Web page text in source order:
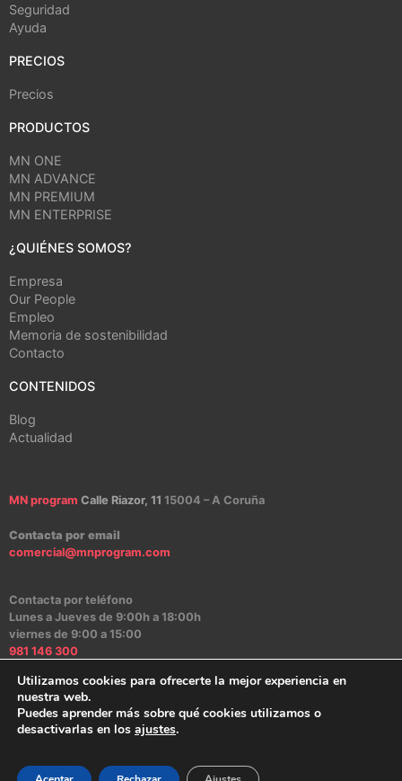
Seguridad
Ayuda
PRECIOS
Precios
PRODUCTOS
MN ONE
MN ADVANCE
MN PREMIUM
MN ENTERPRISE
¿QUIÉNES SOMOS?
Empresa
Our People
Empleo
Memoria de sostenibilidad
Contacto
CONTENIDOS
Blog
Actualidad
MN program Calle Riazor, 11 15004 – A Coruña
Contacta por email
comercial@mnprogram.com
Contacta por teléfono
Lunes a Jueves de 9:00h a 18:00h
viernes de 9:00 a 15:00
981 146 300
Aviso Legal|Política de Privacidad |Política de Cookies| Canal Ético
Utilizamos cookies para ofrecerte la mejor experiencia en
nuestra web.
Puedes aprender más sobre qué cookies utilizamos o
desactivarlas en los ajustes.